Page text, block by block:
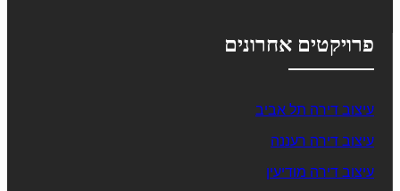
פרויקטים אחרונים
עיצוב דירה תל אביב
עיצוב דירה רעננה
עיצוב דירה מודיעין